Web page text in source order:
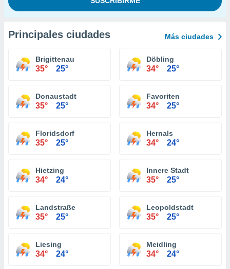
Principales ciudades Más ciudades
Brigittenau
35° 25°
Döbling
34° 25°
Donaustadt
35° 25°
Favoriten
34° 25°
Floridsdorf
35° 25°
Hernals
34° 24°
Hietzing
34° 24°
Innere Stadt
35° 25°
Landstraße
35° 25°
Leopoldstadt
35° 25°
Liesing
34° 24°
Meidling
34° 24°